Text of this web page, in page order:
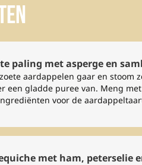
paling met asperge en
aardappelen gaar en stoom
een gladde puree van. Meng
voor de
met ham, peterselie